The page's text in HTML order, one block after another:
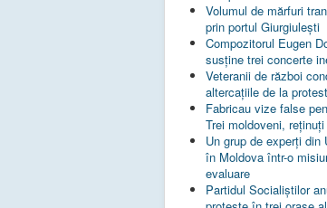
Volumul de mărfuri
prin portul Giurgiulești
Compozitorul Eugen
susţine trei concerte
Veteranii de război
altercaţiile de la protest
Fabricau vize false
Trei moldoveni, reținuți
Un grup de experţi din
în Moldova într-o
evaluare
Partidul Socialiștilor